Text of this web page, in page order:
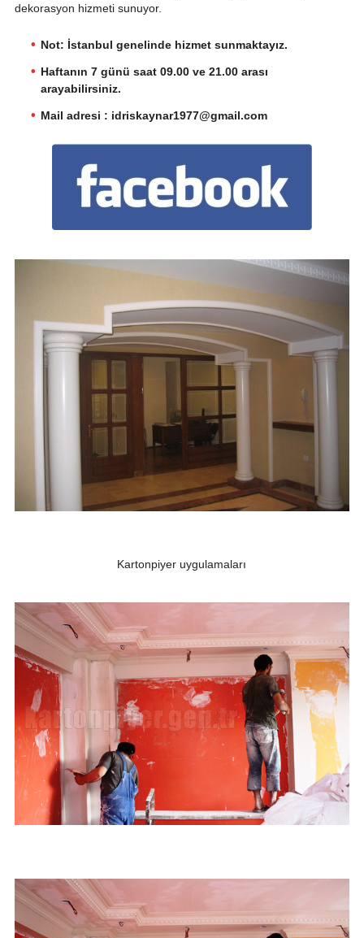
dekorasyon hizmeti sunuyor.
Not: İstanbul genelinde hizmet sunmaktayız.
Haftanın 7 günü saat 09.00 ve 21.00 arası
arayabilirsiniz.
Mail adresi : idriskaynar1977@gmail.com
Kartonpiyer uygulamaları